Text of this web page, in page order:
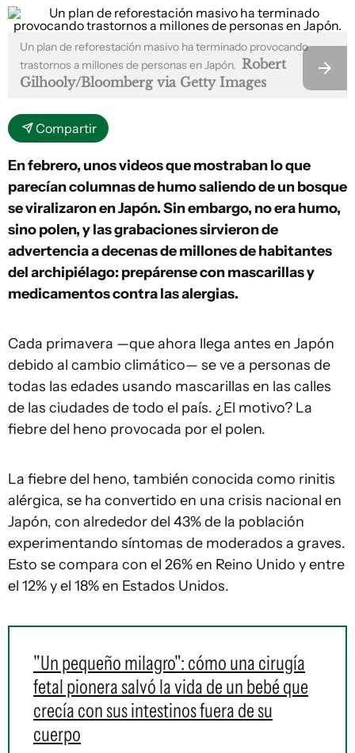
Un plan de reforestación masivo ha terminado provocando
trastornos a millones de personas en Japón. Robert
Gilhooly/Bloomberg via Getty Images
Compartir
En febrero, unos videos que mostraban lo que
parecían columnas de humo saliendo de un bosque
se viralizaron en Japón. Sin embargo, no era humo,
sino polen, y las grabaciones sirvieron de
advertencia a decenas de millones de habitantes
del archipiélago: prepárense con mascarillas y
medicamentos contra las alergias.
Cada primavera —que ahora llega antes en Japón
debido al cambio climático— se ve a personas de
todas las edades usando mascarillas en las calles
de las ciudades de todo el país. ¿El motivo? La
fiebre del heno provocada por el polen.
La fiebre del heno, también conocida como rinitis
alérgica, se ha convertido en una crisis nacional en
Japón, con alrededor del 43% de la población
experimentando síntomas de moderados a graves.
Esto se compara con el 26% en Reino Unido y entre
el 12% y el 18% en Estados Unidos.
"Un pequeño milagro": cómo una cirugía
fetal pionera salvó la vida de un bebé que
crecía con sus intestinos fuera de su
cuerpo